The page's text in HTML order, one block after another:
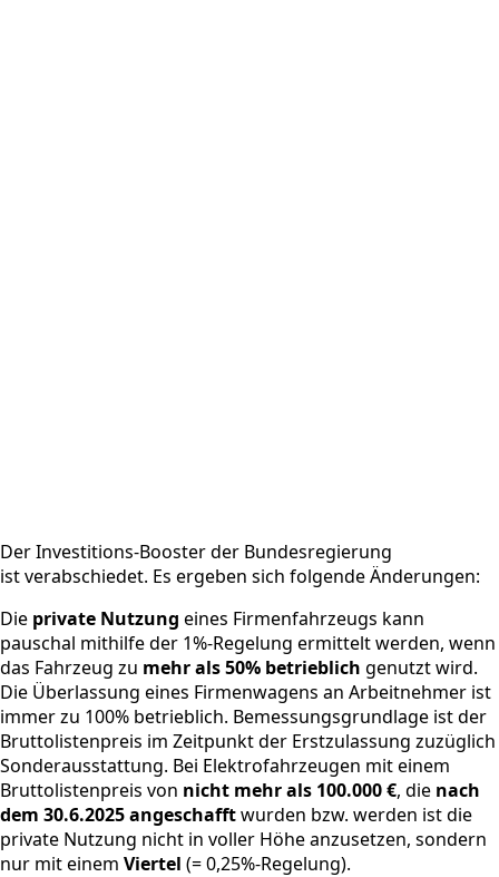
Der Investitions-Booster der Bundesregierung
ist verabschiedet. Es ergeben sich folgende Änderungen:
Die private Nutzung eines Firmenfahrzeugs kann
pauschal mithilfe der 1%-Regelung ermittelt werden, wenn
das Fahrzeug zu mehr als 50% betrieblich genutzt wird.
Die Überlassung eines Firmenwagens an Arbeitnehmer ist
immer zu 100% betrieblich. Bemessungsgrundlage ist der
Bruttolistenpreis im Zeitpunkt der Erstzulassung zuzüglich
Sonderausstattung. Bei Elektrofahrzeugen mit einem
Bruttolistenpreis von nicht mehr als 100.000 €, die nach
dem 30.6.2025 angeschafftwurden bzw. werden ist die
private Nutzung nicht in voller Höhe anzusetzen, sondern
nur mit einem Viertel (= 0,25%-Regelung).